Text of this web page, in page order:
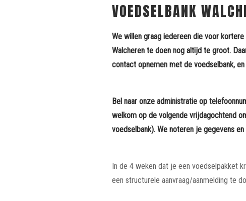
VOEDSELBANK
We willen graag iedereen die voor
Walcheren te doen nog altijd te groot.
contact opnemen met de voedselbank,
Bel naar onze administratie op
welkom op de volgende vrijdagochtend
voedselbank). We noteren je gegevens
In de 4 weken dat je een voedselpakket
een structurele aanvraag/aanmelding te